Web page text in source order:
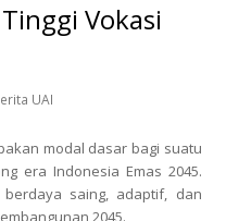
Vokasi
UAI
modal dasar bagi suatu
era Indonesia Emas 2045.
berdaya saing, adaptif, dan
2045.